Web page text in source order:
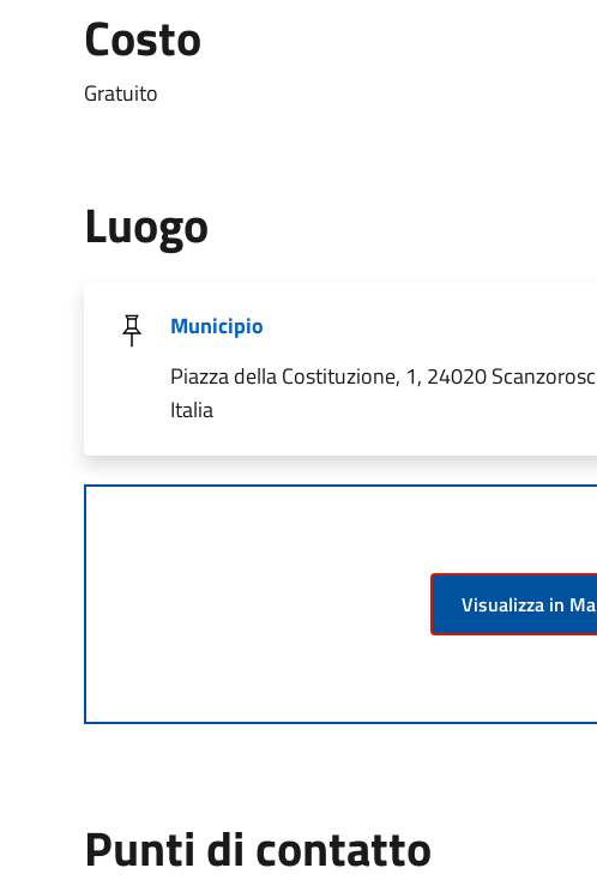
Costo
Gratuito
Luogo
Municipio
Piazza della Costituzione, 1, 24020
Italia
Visualizza in
Punti di contatto